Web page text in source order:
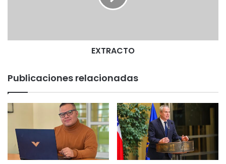
EXTRACTO
Publicaciones relacionadas